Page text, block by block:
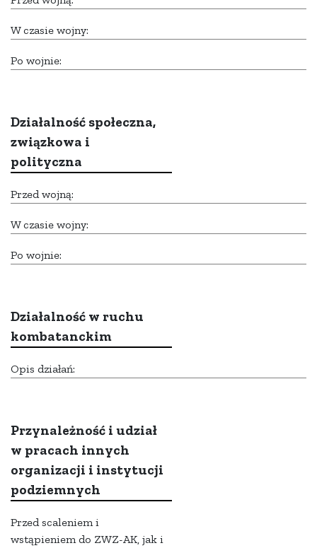
W czasie wojny:
Po wojnie:
Działalność społeczna,
związkowa i
polityczna
Przed wojną:
W czasie wojny:
Po wojnie:
Działalność w ruchu
kombatanckim
Opis działań:
Przynależność i udział
w pracach innych
organizacji i instytucji
podziemnych
Przed scaleniem i
wstąpieniem do ZWZ-AK, jak i